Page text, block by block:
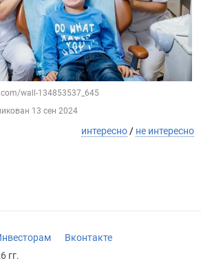
wall-134853537_645
13 сен 2024
интересно / не интересно
Вконтакте
гг.